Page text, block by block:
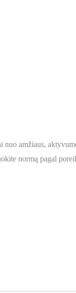
amžiaus,
normą pagal